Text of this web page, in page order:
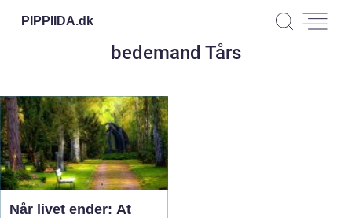
PIPPIIDA.dk
bedemand Tårs
Når livet ender: At